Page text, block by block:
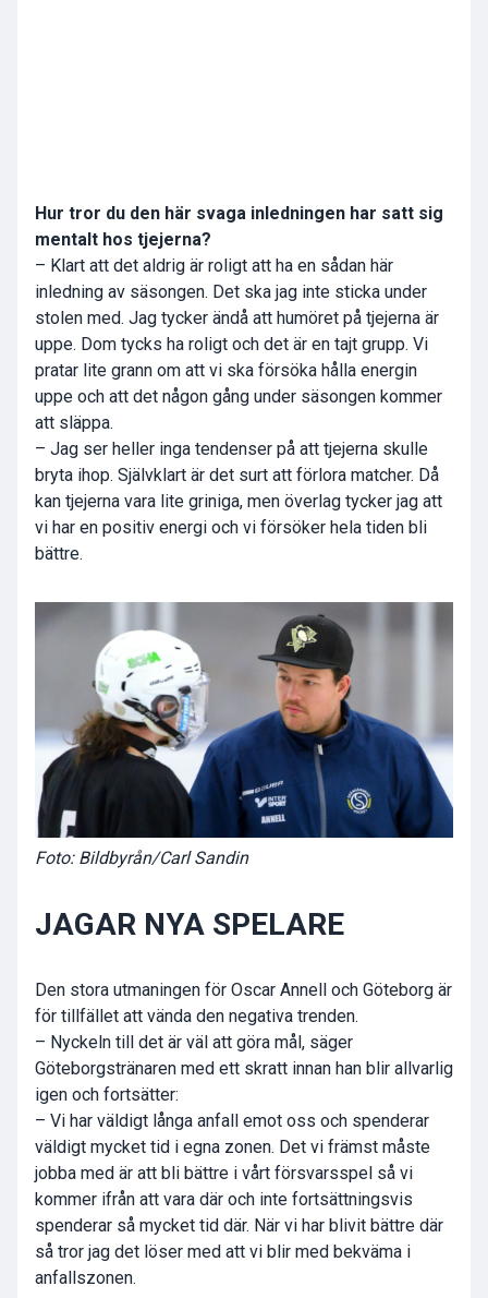
Hur tror du den här svaga inledningen har satt sig
mentalt hos tjejerna?
– Klart att det aldrig är roligt att ha en sådan här
inledning av säsongen. Det ska jag inte sticka under
stolen med. Jag tycker ändå att humöret på tjejerna är
uppe. Dom tycks ha roligt och det är en tajt grupp. Vi
pratar lite grann om att vi ska försöka hålla energin
uppe och att det någon gång under säsongen kommer
att släppa.
– Jag ser heller inga tendenser på att tjejerna skulle
bryta ihop. Självklart är det surt att förlora matcher. Då
kan tjejerna vara lite griniga, men överlag tycker jag att
vi har en positiv energi och vi försöker hela tiden bli
bättre.
Foto: Bildbyrån/Carl Sandin
JAGAR NYA SPELARE
Den stora utmaningen för Oscar Annell och Göteborg är
för tillfället att vända den negativa trenden.
– Nyckeln till det är väl att göra mål, säger
Göteborgstränaren med ett skratt innan han blir allvarlig
igen och fortsätter:
– Vi har väldigt långa anfall emot oss och spenderar
väldigt mycket tid i egna zonen. Det vi främst måste
jobba med är att bli bättre i vårt försvarsspel så vi
kommer ifrån att vara där och inte fortsättningsvis
spenderar så mycket tid där. När vi har blivit bättre där
så tror jag det löser med att vi blir med bekväma i
anfallszonen.